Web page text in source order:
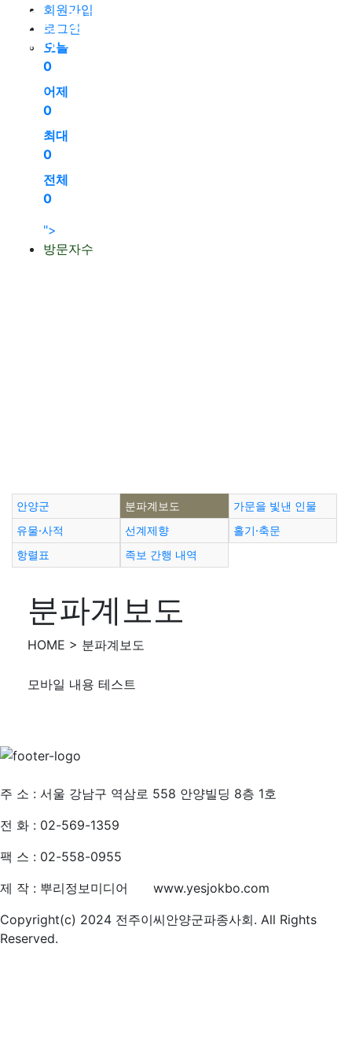
회원가입
로그인
오늘
0
어제
0
최대
0
전체
0
">
방문자수
안양군 분파계보도
가문을 빛낸 인물
유물·사적
선계제향
홀기·축문
항렬표
족보 간행 내역
분파계보도
HOME > 분파계보도
모바일 내용 테스트
주 소 : 서울 강남구 역삼로 558 안양빌딩 8층 1호
전 화 : 02-569-1359
팩 스 : 02-558-0955
제 작 : 뿌리정보미디어 www.yesjokbo.com
Copyright(c) 2024 전주이씨안양군파종사회. All Rights
Reserved.